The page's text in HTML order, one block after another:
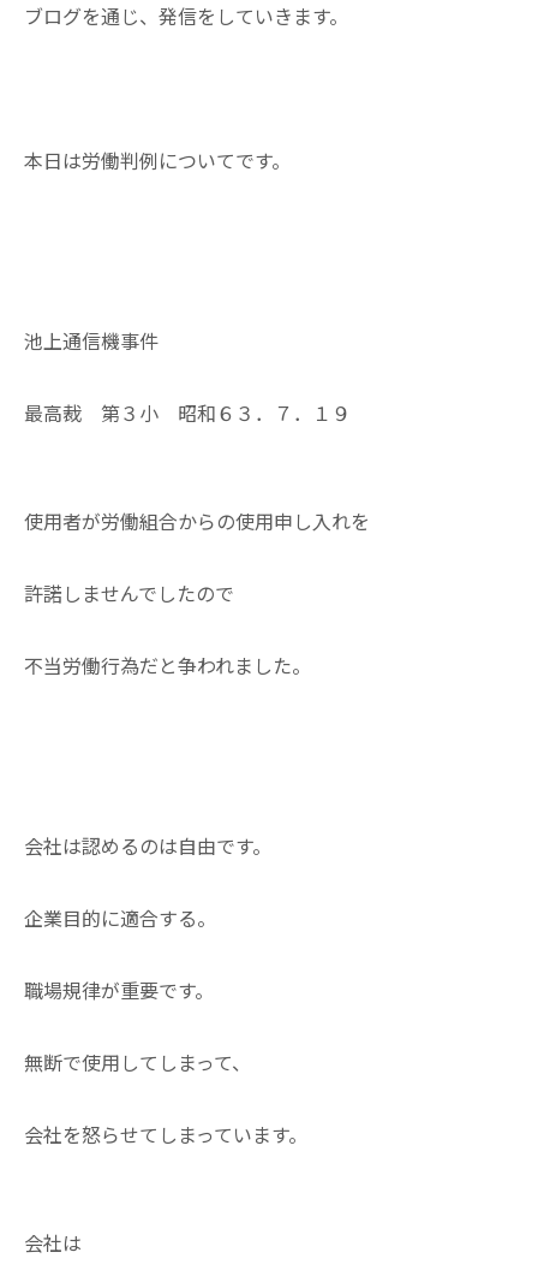
ブログを通じ、発信をしていきます。
本日は労働判例についてです。
池上通信機事件
最高裁 第３小 昭和６３．７．１９
使用者が労働組合からの使用申し入れを
許諾しませんでしたので
不当労働行為だと争われました。
会社は認めるのは自由です。
企業目的に適合する。
職場規律が重要です。
無断で使用してしまって、
会社を怒らせてしまっています。
会社は